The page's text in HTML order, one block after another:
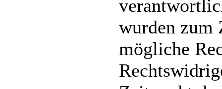
wurden zum
mögliche